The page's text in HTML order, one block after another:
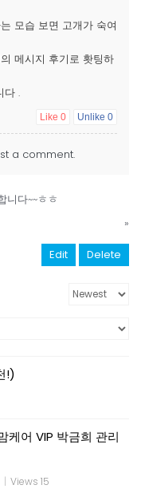
모습 보면 고개가 숙여
메시지 후기로 홧팅하
다 .
Like 0 Unlike 0
a comment.
니다~~ㅎㅎ
»
Edit Delete
!)
케어 VIP 박금희 관리
| Views 15